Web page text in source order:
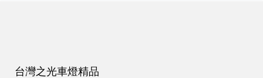
台灣之光車燈精品